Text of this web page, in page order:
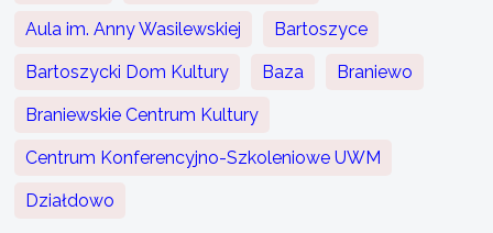
Aula im. Anny Wasilewskiej Bartoszyce
Bartoszycki Dom Kultury Baza Braniewo
Braniewskie Centrum Kultury
Centrum Konferencyjno-Szkoleniowe UWM
Działdowo